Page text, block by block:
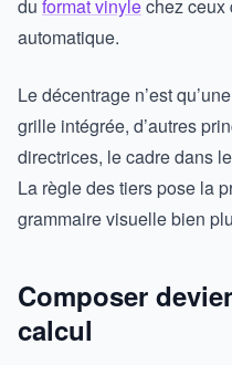
du format vinylechez ceux
automatique.
Le décentrage n’est
grille intégrée, d’autres
directrices, le cadre dans
La règle des tiers pose la
grammaire visuelle bien
Composer
calcul